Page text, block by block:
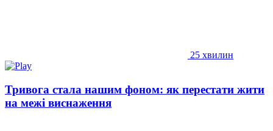
25 хвилин
Тривога стала нашим фоном: як перестати жити
на межі виснаження